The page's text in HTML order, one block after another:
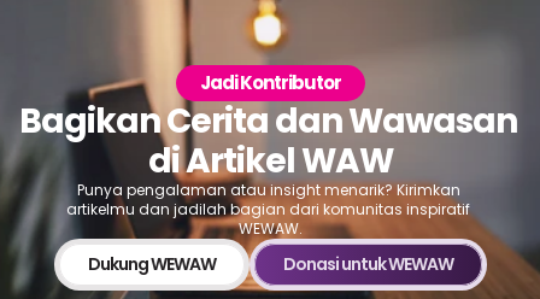
Jadi Kontributor
Bagikan Cerita dan Wawasan
di Artikel WAW
Punya pengalaman atau insight menarik? Kirimkan
artikelmu dan jadilah bagian dari komunitas inspiratif
WEWAW.
Dukung WEWAW Donasi untuk WEWAW